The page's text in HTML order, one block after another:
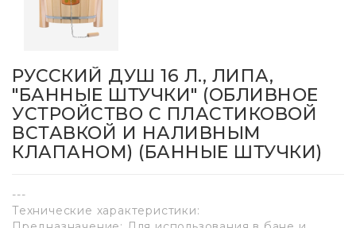
РУССКИЙ ДУШ 16 Л., ЛИПА,
"БАННЫЕ ШТУЧКИ" (ОБЛИВНОЕ
УСТРОЙСТВО C ПЛАСТИКОВОЙ
ВСТАВКОЙ И НАЛИВНЫМ
КЛАПАНОМ) (БАННЫЕ ШТУЧКИ)
---
Технические характеристики: